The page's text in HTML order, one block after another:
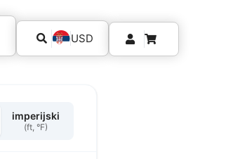
USD
imperijski
(ft, °F)